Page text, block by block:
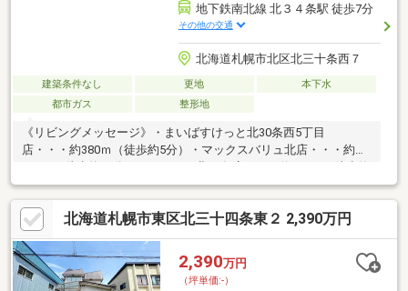
地下鉄南北線 北３４条駅 徒歩7分
その他の交通
北海道札幌市北区北三十条西７
建築条件なし 更地
本下水
都市ガス
整形地
《リビングメッセージ》・まいばすけっと北30条西5丁目
店・・・約380ｍ（徒歩約5分）・マックスバリュ北店・・・約
10分）・セイコーマートはぎなか店・・・約110ｍ（徒歩約2
分）・セブンイレブン札幌北28条店・・・約540ｍ（徒歩約7
分）・札幌市立北陽小学校・・・約320ｍ（徒歩約4分）・札幌市
立北陽中学校・・・約680ｍ（徒歩約9分）・北29条ひかり公
園・・・約360ｍ（徒歩約5分）・札幌北二十九条郵便局・・・約
440ｍ（徒歩約6分）
北海道札幌市東区北三十四条東２ 2,390万円
2,390万円
（坪単価:-）